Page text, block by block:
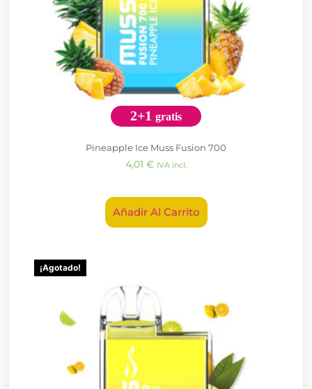
2+1 gratis
Pineapple Ice Muss Fusion 700
4,01 € IVA incl.
Añadir Al Carrito
¡Agotado!